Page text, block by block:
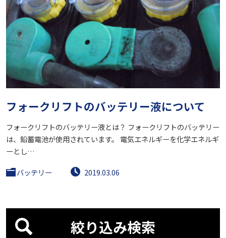
フォークリフトのバッテリー液について
フォークリフトのバッテリー液とは？ フォークリフトのバッテリー
は、鉛蓄電池が使用されています。 電気エネルギーを化学エネルギ
ーとし…
バッテリー
2019.03.06
絞り込み検索